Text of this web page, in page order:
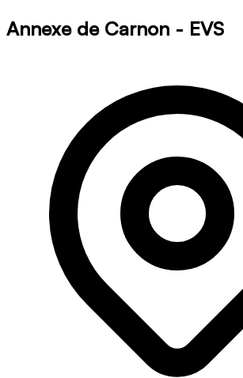
Annexe de Carnon - EVS